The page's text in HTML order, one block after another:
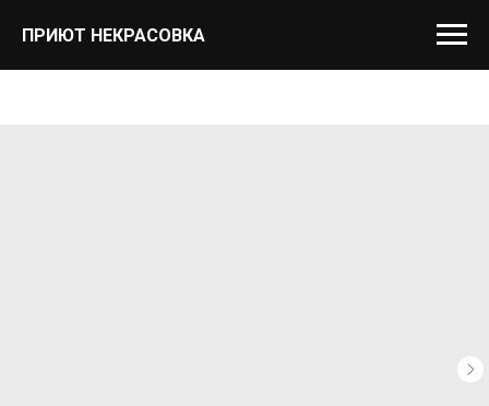
ПРИЮТ НЕКРАСОВКА